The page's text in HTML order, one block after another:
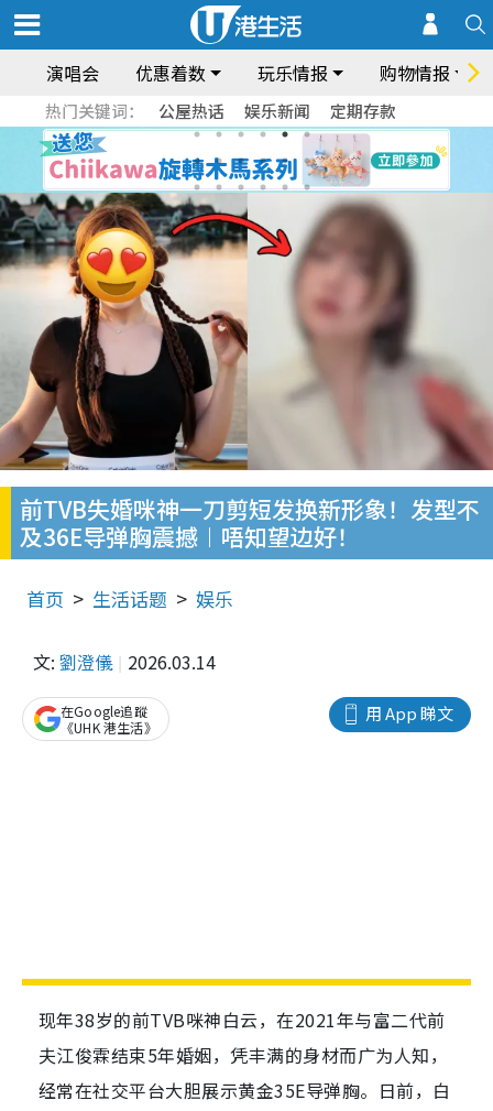
演唱会 优惠着数 玩乐情报 购物情报
热门关键词： 公屋热话 娱乐新闻 定期存款
前TVB失婚咪神一刀剪短发换新形象！发型不
及36E导弹胸震撼︱唔知望边好！
首页 生活话题 娱乐
文: 劉澄儀 2026.03.14
用 App 睇文
在Google追蹤
《UHK 港生活》
现年38岁的前TVB咪神白云，在2021年与富二代前
夫江俊霖结束5年婚姻，凭丰满的身材而广为人知，
经常在社交平台大胆展示黄金35E导弹胸。日前，白